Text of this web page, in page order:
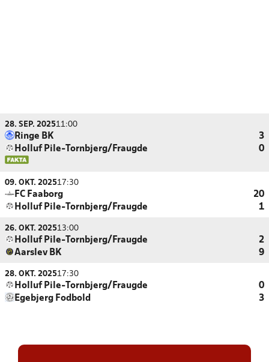
28. SEP. 202511:00
Ringe BK
3
Holluf Pile-Tornbjerg/Fraugde
0
09. OKT. 202517:30
FC Faaborg
20
Holluf Pile-Tornbjerg/Fraugde
1
26. OKT. 202513:00
Holluf Pile-Tornbjerg/Fraugde
2
Aarslev BK
9
28. OKT. 202517:30
Holluf Pile-Tornbjerg/Fraugde
0
Egebjerg Fodbold
3